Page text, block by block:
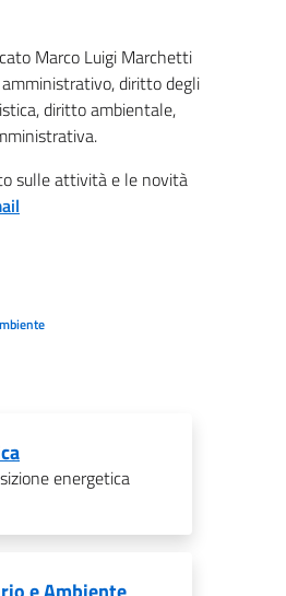
Marco Luigi Marchetti
diritto degli
diritto ambientale,
sulle attività e le novità
energetica